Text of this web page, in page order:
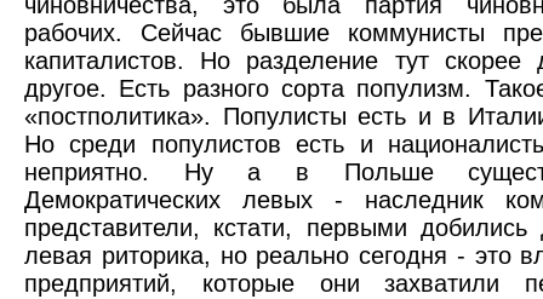
рабочих. Сейчас бывшие коммунисты
капиталистов. Но разделение тут скорее
другое. Есть разного сорта популизм.
«постполитика». Популисты есть и в
Но среди популистов есть и
неприятно. Ну а в Польше
Демократических левых - наследник
представители, кстати, первыми
левая риторика, но реально сегодня - это
предприятий, которые они захватили